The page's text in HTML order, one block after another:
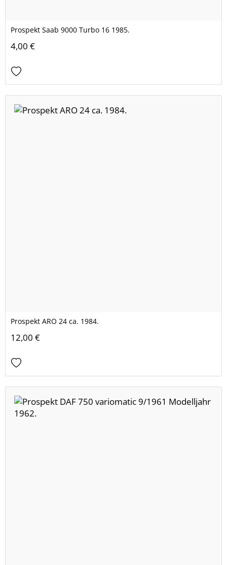
Prospekt Saab 9000 Turbo 16 1985.
4,00 €
Prospekt ARO 24 ca. 1984.
12,00 €